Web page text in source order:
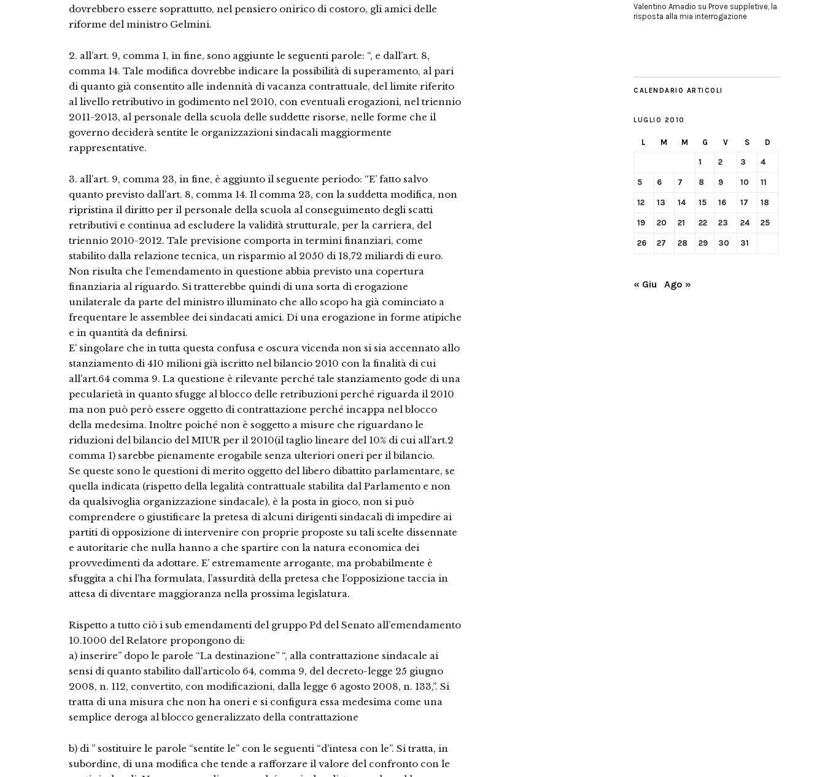
dovrebbero essere soprattutto, nel pensiero onirico di costoro, gli amici delle
riforme del ministro Gelmini.
2. all’art. 9, comma 1, in fine, sono aggiunte le seguenti parole: “, e dall’art. 8,
comma 14. Tale modifica dovrebbe indicare la possibilità di superamento, al pari
di quanto già consentito alle indennità di vacanza contrattuale, del limite riferito
al livello retributivo in godimento nel 2010, con eventuali erogazioni, nel triennio
2011-2013, al personale della scuola delle suddette risorse, nelle forme che il
governo deciderà sentite le organizzazioni sindacali maggiormente
rappresentative.
3. all’art. 9, comma 23, in fine, è aggiunto il seguente periodo: “E’ fatto salvo
quanto previsto dall’art. 8, comma 14. Il comma 23, con la suddetta modifica, non
ripristina il diritto per il personale della scuola al conseguimento degli scatti
retributivi e continua ad escludere la validità strutturale, per la carriera, del
triennio 2010-2012. Tale previsione comporta in termini finanziari, come
stabilito dalla relazione tecnica, un risparmio al 2050 di 18,72 miliardi di euro.
Non risulta che l’emendamento in questione abbia previsto una copertura
finanziaria al riguardo. Si tratterebbe quindi di una sorta di erogazione
unilaterale da parte del ministro illuminato che allo scopo ha già cominciato a
frequentare le assemblee dei sindacati amici. Di una erogazione in forme atipiche
e in quantità da definirsi.
E’ singolare che in tutta questa confusa e oscura vicenda non si sia accennato allo
stanziamento di 410 milioni già iscritto nel bilancio 2010 con la finalità di cui
all’art.64 comma 9. La questione è rilevante perché tale stanziamento gode di una
pecularietà in quanto sfugge al blocco delle retribuzioni perché riguarda il 2010
ma non può però essere oggetto di contrattazione perché incappa nel blocco
della medesima. Inoltre poiché non è soggetto a misure che riguardano le
riduzioni del bilancio del MIUR per il 2010(il taglio lineare del 10% di cui all’art.2
comma 1) sarebbe pienamente erogabile senza ulteriori oneri per il bilancio.
Se queste sono le questioni di merito oggetto del libero dibattito parlamentare, se
quella indicata (rispetto della legalità contrattuale stabilita dal Parlamento e non
da qualsivoglia organizzazione sindacale), è la posta in gioco, non si può
comprendere o giustificare la pretesa di alcuni dirigenti sindacali di impedire ai
partiti di opposizione di intervenire con proprie proposte su tali scelte dissennate
e autoritarie che nulla hanno a che spartire con la natura economica dei
provvedimenti da adottare. E’ estremamente arrogante, ma probabilmente è
sfuggita a chi l’ha formulata, l’assurdità della pretesa che l’opposizione taccia in
attesa di diventare maggioranza nella prossima legislatura.
Rispetto a tutto ciò i sub emendamenti del gruppo Pd del Senato all’emendamento
10.1000 del Relatore propongono di:
a) inserire” dopo le parole “La destinazione” “, alla contrattazione sindacale ai
sensi di quanto stabilito dall’articolo 64, comma 9, del decreto-legge 25 giugno
2008, n. 112, convertito, con modificazioni, dalla legge 6 agosto 2008, n. 133,”. Si
tratta di una misura che non ha oneri e si configura essa medesima come una
semplice deroga al blocco generalizzato della contrattazione
b) di ” sostituire le parole “sentite le” con le seguenti “d’intesa con le”. Si tratta, in
subordine, di una modifica che tende a rafforzare il valore del confronto con le
Valentino Amadio su Prove suppletive, la
risposta alla mia interrogazione
CALENDARIO ARTICOLI
LUGLIO 2010
L M M G V S D
1 2 3 4
5 6 7 8 9 10 11
12 13 14 15 16 17 18
19 20 21 22 23 24 25
26 27 28 29 30 31
« Giu Ago »